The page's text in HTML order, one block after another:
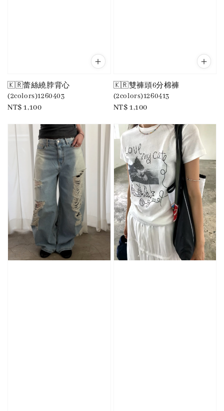
🇰🇷蕾絲繞脖背心
(2colors)1260403
Regular
NT$ 1,100
🇰🇷雙褲頭6分棉褲
(2colors)1260413
Regular
NT$ 1,100